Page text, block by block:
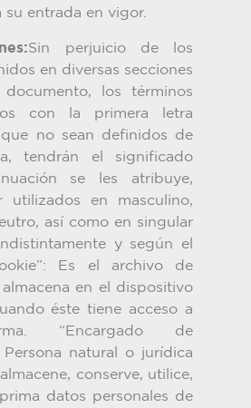
su entrada en vigor.
Sin perjuicio de los
en diversas secciones
los términos
con la primera letra
no sean definidos de
tendrán el significado
se les atribuye,
utilizados en masculino,
así como en singular
y según el
Es el archivo de
en el dispositivo
éste tiene acceso a
“Encargado de
Persona natural o jurídica
conserve, utilice,
datos personales de